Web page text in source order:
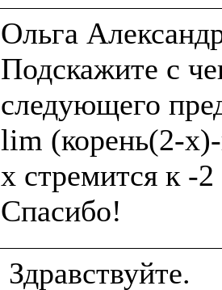
Ольга
Подскажите с
следующего
lim (корень(2-
x стремится к -2